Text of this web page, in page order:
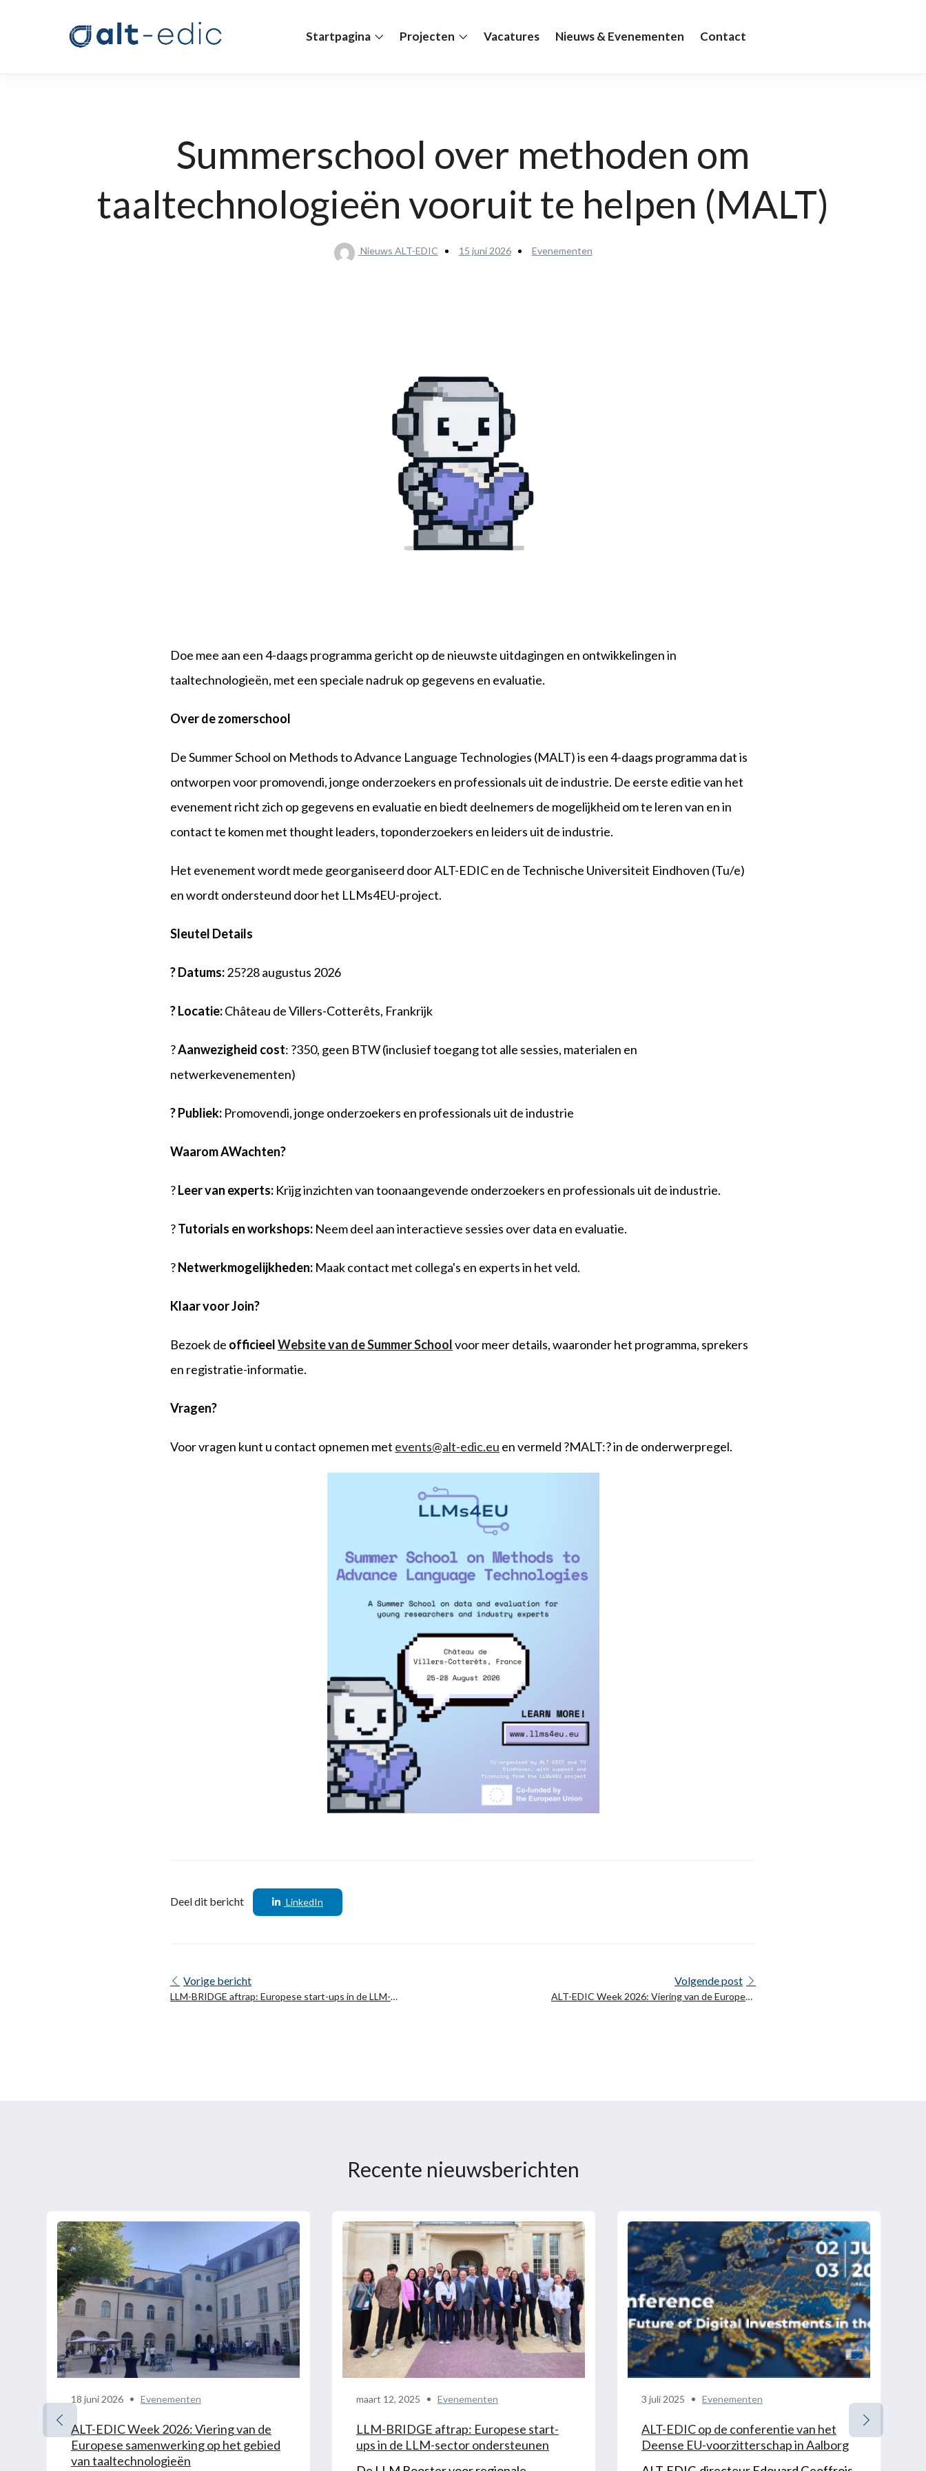
Startpagina Projecten Vacatures Nieuws & Evenementen Contact
Summerschool over methoden om
taaltechnologieën vooruit te helpen (MALT)
Nieuws ALT-EDIC 15 juni 2026 Evenementen
Doe mee aan een 4-daags programma gericht op de nieuwste uitdagingen en ontwikkelingen in
taaltechnologieën, met een speciale nadruk op gegevens en evaluatie.
Over de zomerschool
De Summer School on Methods to Advance Language Technologies (MALT) is een 4-daags programma dat is
ontworpen voor promovendi, jonge onderzoekers en professionals uit de industrie. De eerste editie van het
evenement richt zich op gegevens en evaluatie en biedt deelnemers de mogelijkheid om te leren van en in
contact te komen met thought leaders, toponderzoekers en leiders uit de industrie.
Het evenement wordt mede georganiseerd door ALT-EDIC en de Technische Universiteit Eindhoven (Tu/e)
en wordt ondersteund door het LLMs4EU-project.
Sleutel Details
?Datums:25?28 augustus 2026
?Locatie:Château de Villers-Cotterêts, Frankrijk
?Aanwezigheid cost: ?350, geen BTW (inclusief toegang tot alle sessies, materialen en
netwerkevenementen)
?Publiek: Promovendi, jonge onderzoekers en professionals uit de industrie
WaaromAWachten?
?Leer van experts: Krijg inzichten van toonaangevende onderzoekers en professionals uit de industrie.
?Tutorials en workshops: Neem deel aan interactieve sessies over data en evaluatie.
?Netwerkmogelijkheden: Maak contact met collega's en experts in het veld.
Klaar voorJoin?
Bezoek de officieelWebsite van de Summer Schoolvoor meer details, waaronder het programma, sprekers
en registratie-informatie.
Vragen?
Voor vragen kunt u contact opnemen met events@alt-edic.eu en vermeld ?MALT:? in de onderwerpregel.
Deel dit bericht LinkedIn
Vorige bericht
LLM-BRIDGE aftrap: Europese start-ups in de LLM-
Volgende post
ALT-EDIC Week 2026: Viering van de Europese
Recente nieuwsberichten
18 juni 2026 Evenementen
ALT-EDIC Week 2026: Viering van de
Europese samenwerking op het gebied
van taaltechnologieën
maart 12, 2025 Evenementen
LLM-BRIDGE aftrap: Europese start-
ups in de LLM-sector ondersteunen
3 juli 2025 Evenementen
ALT-EDIC op de conferentie van het
Deense EU-voorzitterschap in Aalborg